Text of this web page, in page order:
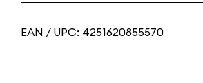
EAN / UPC: 4251620855570